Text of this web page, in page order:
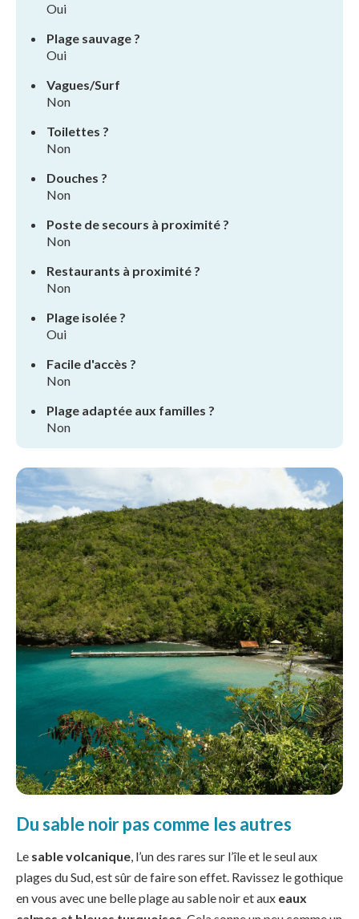
Oui
Plage sauvage ?
Oui
Vagues/Surf
Non
Toilettes ?
Non
Douches ?
Non
Poste de secours à proximité ?
Non
Restaurants à proximité ?
Non
Plage isolée ?
Oui
Facile d'accès ?
Non
Plage adaptée aux familles ?
Non
Du sable noir pas comme les autres
Le sable volcanique, l’un des rares sur l’île et le seul aux
plages du Sud, est sûr de faire son effet. Ravissez le gothique
en vous avec une belle plage au sable noir et aux eaux